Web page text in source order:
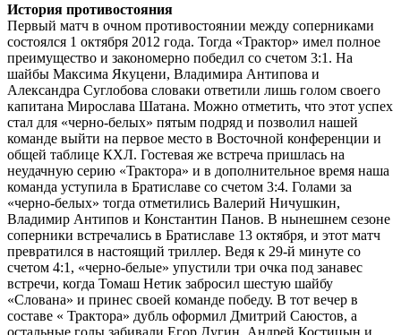
История противостояния
Первый матч в очном противостоянии между соперниками
состоялся 1 октября 2012 года. Тогда «Трактор» имел полное
преимущество и закономерно победил со счетом 3:1. На
шайбы Максима Якуцени, Владимира Антипова и
Александра Суглобова словаки ответили лишь голом своего
капитана Мирослава Шатана. Можно отметить, что этот успех
стал для «черно-белых» пятым подряд и позволил нашей
команде выйти на первое место в Восточной конференции и
общей таблице КХЛ. Гостевая же встреча пришлась на
неудачную серию «Трактора» и в дополнительное время наша
команда уступила в Братиславе со счетом 3:4. Голами за
«черно-белых» тогда отметились Валерий Ничушкин,
Владимир Антипов и Константин Панов. В нынешнем сезоне
соперники встречались в Братиславе 13 октября, и этот матч
превратился в настоящий триллер. Ведя к 29-й минуте со
счетом 4:1, «черно-белые» упустили три очка под занавес
встречи, когда Томаш Нетик забросил шестую шайбу
«Слована» и принес своей команде победу. В тот вечер в
составе « Трактора» дубль оформил Дмитрий Саюстов, а
остальные голы забивали Егор Дугин, Андрей Костицын и